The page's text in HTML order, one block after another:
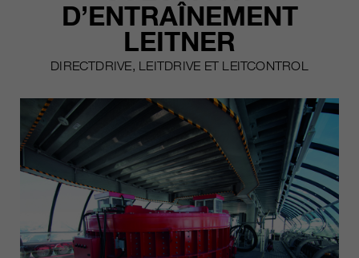
D’ENTRAÎNEMENT
LEITNER
DIRECTDRIVE, LEITDRIVE ET LEITCONTROL